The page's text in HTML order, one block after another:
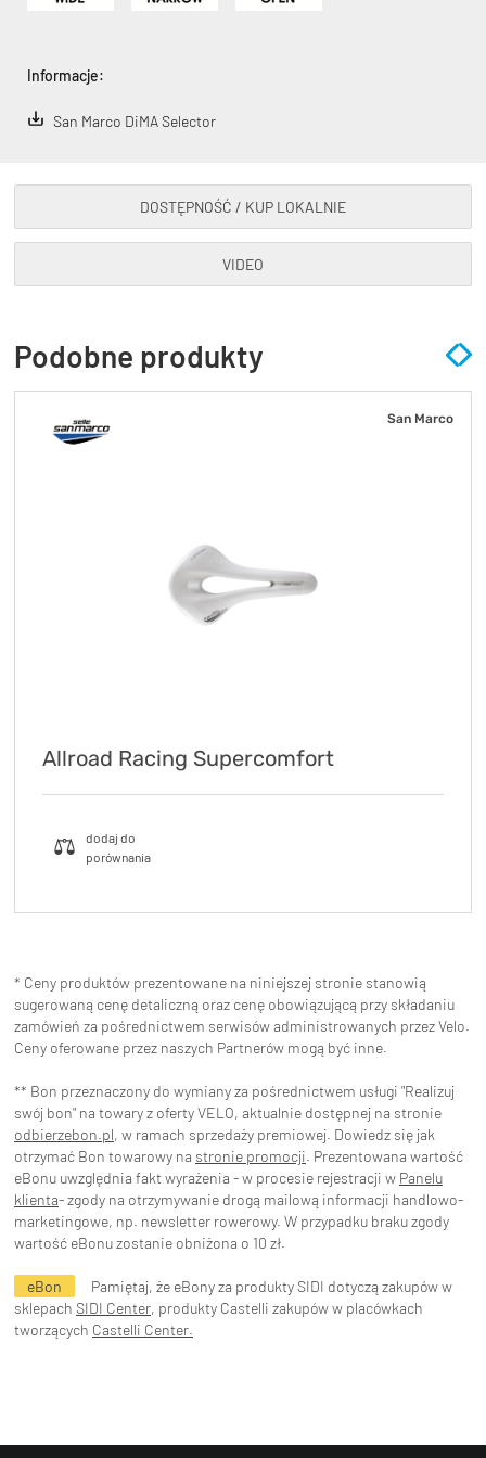
Informacje:
San Marco DiMA Selector
DOSTĘPNOŚĆ / KUP LOKALNIE
VIDEO
Podobne produkty
San Marco
Allroad Racing Supercomfort
* Ceny produktów prezentowane na niniejszej stronie stanowią
sugerowaną cenę detaliczną oraz cenę obowiązującą przy składaniu
zamówień za pośrednictwem serwisów administrowanych przez Velo.
Ceny oferowane przez naszych Partnerów mogą być inne.
** Bon przeznaczony do wymiany za pośrednictwem usługi "Realizuj
swój bon" na towary z oferty VELO, aktualnie dostępnej na stronie
odbierzebon.pl, w ramach sprzedaży premiowej. Dowiedz się jak
otrzymać Bon towarowy na stronie promocji. Prezentowana wartość
eBonu uwzględnia fakt wyrażenia - w procesie rejestracji w Panelu
klienta- zgody na otrzymywanie drogą mailową informacji handlowo-
marketingowe, np. newsletter rowerowy. W przypadku braku zgody
wartość eBonu zostanie obniżona o 10 zł.
eBon
Pamiętaj, że eBony za produkty SIDI dotyczą zakupów w
sklepach SIDI Center, produkty Castelli zakupów w placówkach
tworzących Castelli Center.